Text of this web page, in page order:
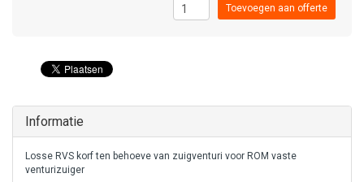
Toevoegen aan offerte
Informatie
Losse RVS korf ten behoeve van zuigventuri voor ROM vaste
venturizuiger